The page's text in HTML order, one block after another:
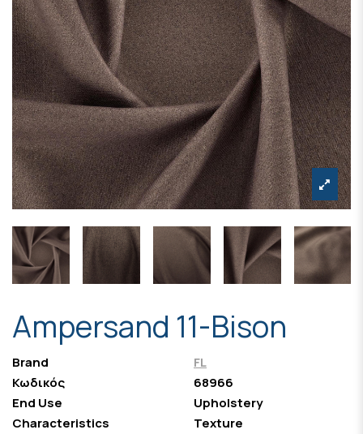
Ampersand 11-Bison
Brand
FL
Κωδικός
68966
End Use
Upholstery
Characteristics
Texture